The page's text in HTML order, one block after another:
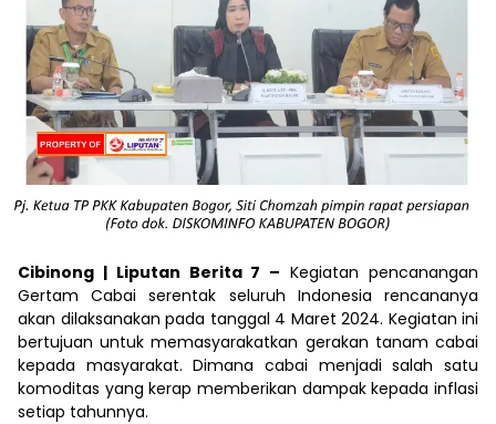
Cibinong | Liputan Berita 7 – Kegiatan pencanangan
Gertam Cabai serentak seluruh Indonesia rencananya
akan dilaksanakan pada tanggal 4 Maret 2024. Kegiatan ini
bertujuan untuk memasyarakatkan gerakan tanam cabai
kepada masyarakat. Dimana cabai menjadi salah satu
komoditas yang kerap memberikan dampak kepada inflasi
setiap tahunnya.